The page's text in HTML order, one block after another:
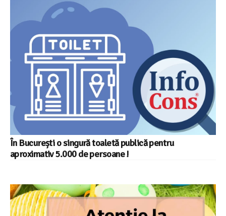
În București o singură toaletă publică pentru
aproximativ 5.000 de persoane !